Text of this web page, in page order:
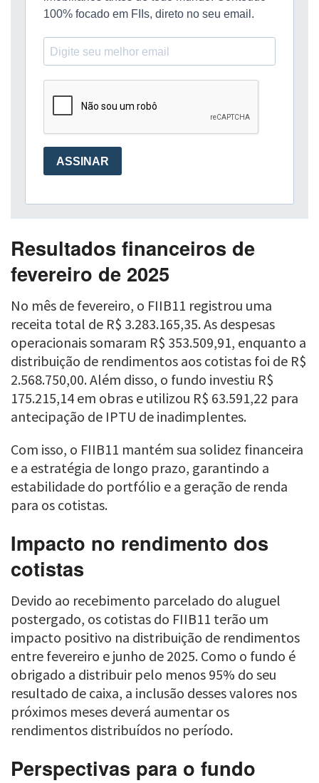
Resultados financeiros de
fevereiro de 2025
No mês de fevereiro, o FIIB11 registrou uma
receita total de R$ 3.283.165,35. As despesas
operacionais somaram R$ 353.509,91, enquanto a
distribuição de rendimentos aos cotistas foi de R$
2.568.750,00. Além disso, o fundo investiu R$
175.215,14 em obras e utilizou R$ 63.591,22 para
antecipação de IPTU de inadimplentes.
Com isso, o FIIB11 mantém sua solidez financeira
e a estratégia de longo prazo, garantindo a
estabilidade do portfólio e a geração de renda
para os cotistas.
Impacto no rendimento dos
cotistas
Devido ao recebimento parcelado do aluguel
postergado, os cotistas do FIIB11 terão um
impacto positivo na distribuição de rendimentos
entre fevereiro e junho de 2025. Como o fundo é
obrigado a distribuir pelo menos 95% do seu
resultado de caixa, a inclusão desses valores nos
próximos meses deverá aumentar os
rendimentos distribuídos no período.
Perspectivas para o fundo